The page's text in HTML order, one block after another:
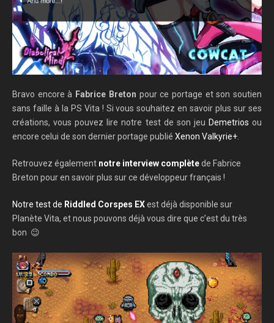
Bravo encore à Fabrice Breton pour ce portage et son soutien
sans faille à la PS Vita ! Si vous souhaitez en savoir plus sur ses
créations, vous pouvez lire notre test de son jeu Demetrios ou
encore celui de son dernier portage publié Xenon Valkyrie+
Retrouvez également notre interview complètede Fabrice
Breton pour en savoir plus sur ce développeur français !
Notre test de Riddled Corspes EXest déjà disponible sur
Planète Vita, et nous pouvons déjà vous dire que c’est du très
bon 😉